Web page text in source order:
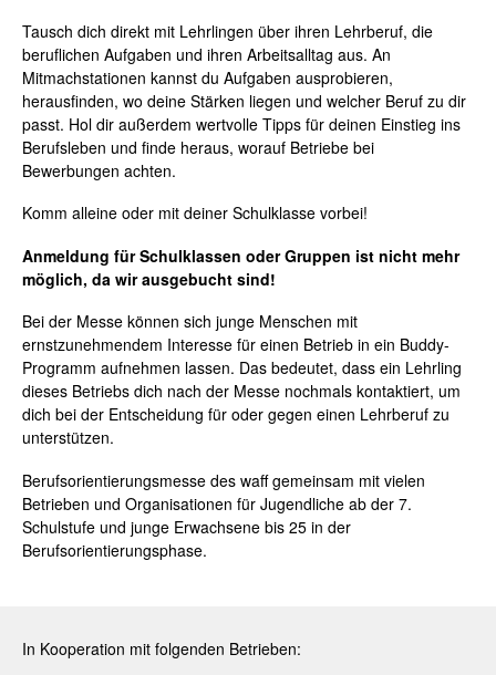
Tausch dich direkt mit Lehrlingen über ihren Lehrberuf, die
beruflichen Aufgaben und ihren Arbeitsalltag aus. An
Mitmachstationen kannst du Aufgaben ausprobieren,
herausfinden, wo deine Stärken liegen und welcher Beruf zu dir
passt. Hol dir außerdem wertvolle Tipps für deinen Einstieg ins
Berufsleben und finde heraus, worauf Betriebe bei
Bewerbungen achten.
Komm alleine oder mit deiner Schulklasse vorbei!
Anmeldung für Schulklassen oder Gruppen ist nicht mehr
möglich, da wir ausgebucht sind!
Bei der Messe können sich junge Menschen mit
ernstzunehmendem Interesse für einen Betrieb in ein Buddy-
Programm aufnehmen lassen. Das bedeutet, dass ein Lehrling
dieses Betriebs dich nach der Messe nochmals kontaktiert, um
dich bei der Entscheidung für oder gegen einen Lehrberuf zu
unterstützen.
Berufsorientierungsmesse des waff gemeinsam mit vielen
Betrieben und Organisationen für Jugendliche ab der 7.
Schulstufe und junge Erwachsene bis 25 in der
Berufsorientierungsphase.
In Kooperation mit folgenden Betrieben: